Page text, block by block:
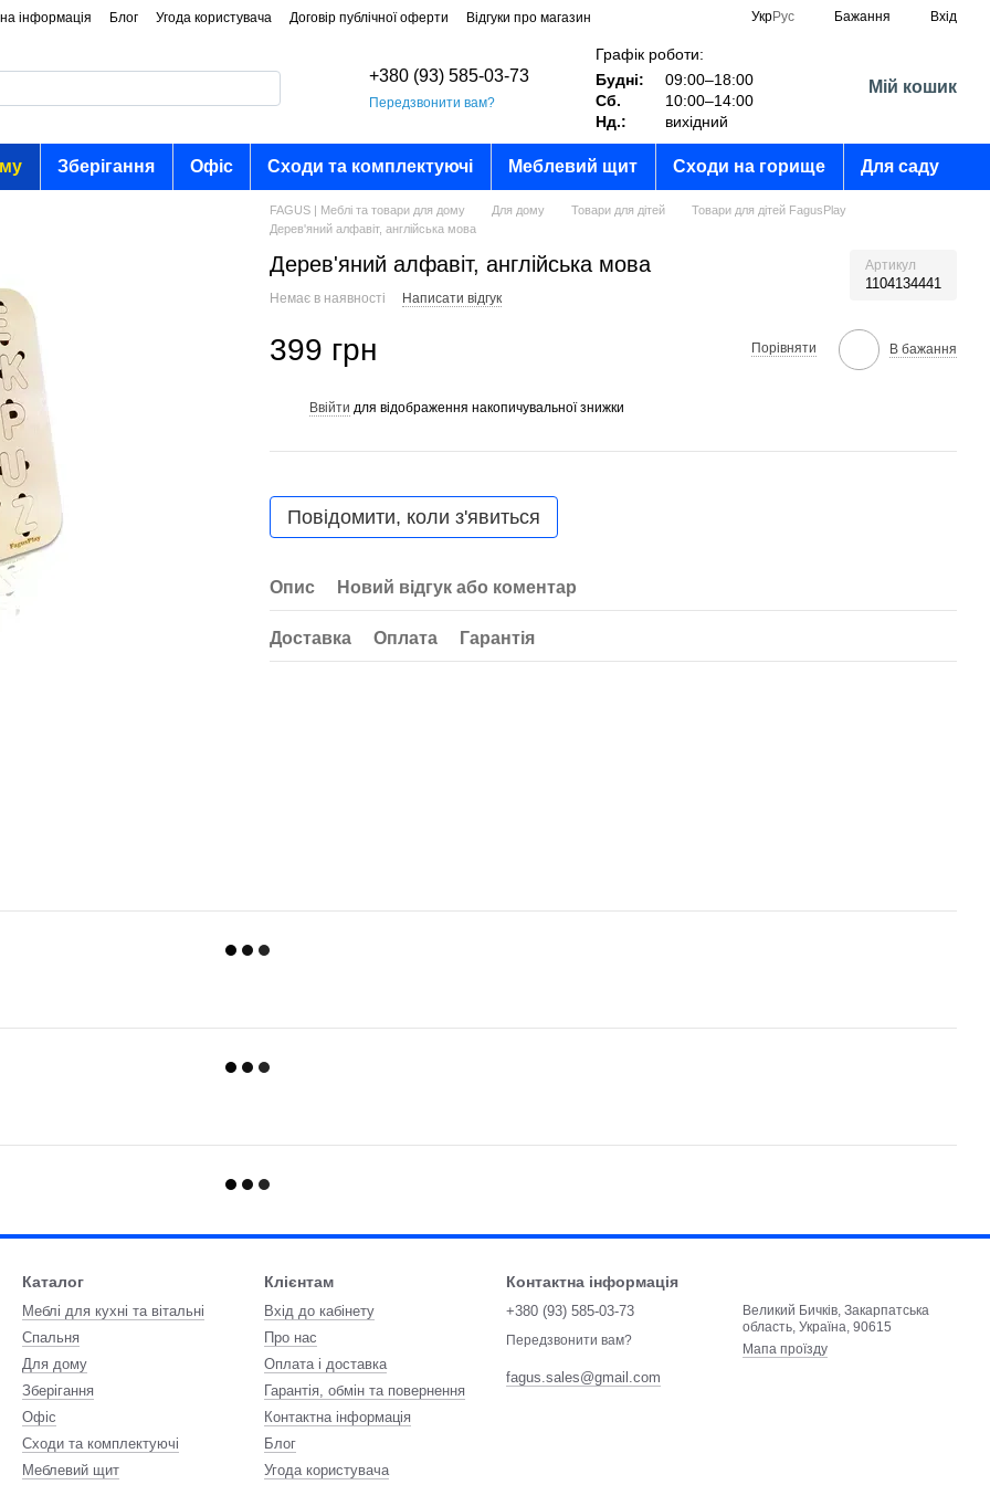
інформація Блог Угода користувача Договір публічної оферти Відгуки про магазин УкрРус Бажання Вхід
+380 (93) 585-03-73
Передзвонити вам?
Графік роботи:
Будні:
09:00–18:00
Сб.
10:00–14:00
Нд.:
вихідний
Мій кошик
Зберігання Офіс Сходи та комплектуючі Меблевий щит Сходи на горище Для саду
FAGUS | Меблі та товари для дому Для дому Товари для дітей
Товари для дітей FagusPlay
Дерев'яний алфавіт, англійська мова
Дерев'яний алфавіт, англійська мова Артикул
1104134441
Немає в наявності Написати відгук
399 грн Порівняти В бажання
Ввійти для відображення накопичувальної знижки
Повідомити, коли з'явиться
Опис Новий відгук або коментар
Доставка Оплата Гарантія
Каталог
Меблі для кухні та вітальні
Спальня
Для дому
Зберігання
Офіс
Сходи та комплектуючі
Меблевий щит
Клієнтам
Вхід до кабінету
Про нас
Оплата і доставка
Гарантія, обмін та повернення
Контактна інформація
Блог
Угода користувача
Контактна інформація
+380 (93) 585-03-73
Передзвонити вам?
fagus.sales@gmail.com
Великий Бичків, Закарпатська
область, Україна, 90615
Мапа проїзду